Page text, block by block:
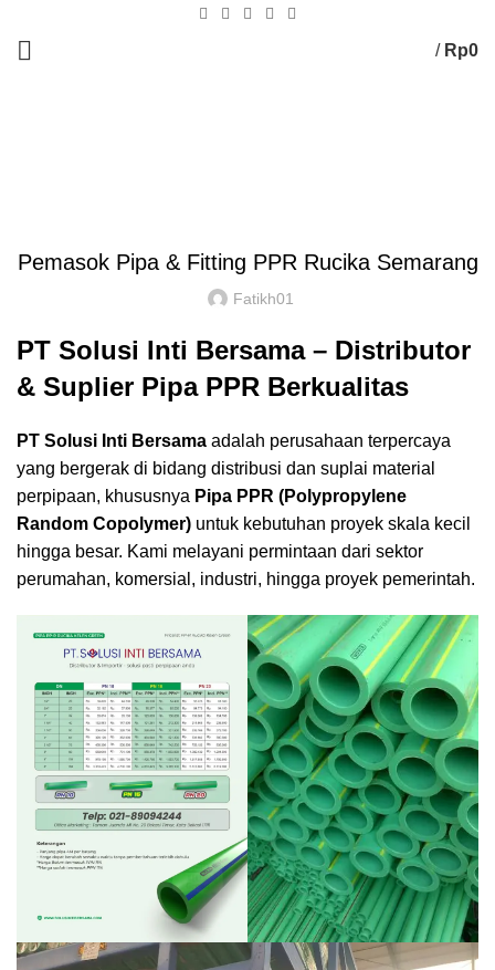
/ Rp0
Pemasok Pipa & Fitting PPR Rucika Semarang
Fatikh01
PT Solusi Inti Bersama – Distributor
& Suplier Pipa PPR Berkualitas
PT Solusi Inti Bersama adalah perusahaan terpercaya
yang bergerak di bidang distribusi dan suplai material
perpipaan, khususnya Pipa PPR (Polypropylene
Random Copolymer) untuk kebutuhan proyek skala kecil
hingga besar. Kami melayani permintaan dari sektor
perumahan, komersial, industri, hingga proyek pemerintah.